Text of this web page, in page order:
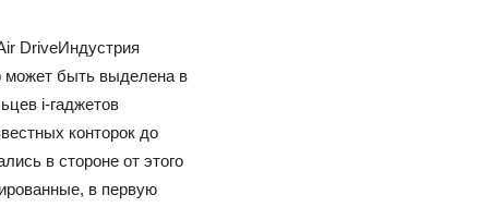
DriveИндустрия
может быть выделена в
i-гаджетов
конторок до
в стороне от этого
в первую